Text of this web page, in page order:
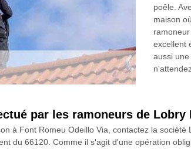
poêle.
maison
excellent
aussi
par les ramoneurs de Lobry
à Font Romeu Odeillo Via, contactez la
du 66120. Comme il s'agit d'une opération